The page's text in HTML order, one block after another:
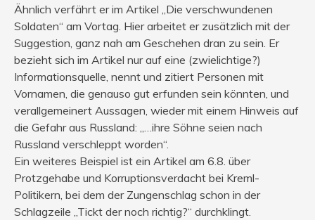
Ähnlich verfährt er im Artikel „Die verschwundenen
Soldaten“ am Vortag. Hier arbeitet er zusätzlich mit der
Suggestion, ganz nah am Geschehen dran zu sein. Er
bezieht sich im Artikel nur auf eine (zwielichtige?)
Informationsquelle, nennt und zitiert Personen mit
Vornamen, die genauso gut erfunden sein könnten, und
verallgemeinert Aussagen, wieder mit einem Hinweis auf
die Gefahr aus Russland: „…ihre Söhne seien nach
Russland verschleppt worden“.
Ein weiteres Beispiel ist ein Artikel am 6.8. über
Protzgehabe und Korruptionsverdacht bei Kreml-
Politikern, bei dem der Zungenschlag schon in der
Schlagzeile „Tickt der noch richtig?“ durchklingt.